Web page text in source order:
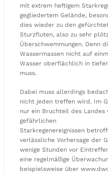
mit extrem heftigem
gegliedertem Gelände,
dies wieder zu den
Sturzfluten, also zu sehr
Überschwemmungen. Denn
Wassermassen nicht auf
Wasser oberflächlich in
muss.
Dabei muss allerdings
nicht jeden treffen wird. Im
nur ein Bruchteil des
gefährlichen
Starkregenereignissen
verlässliche Vorhersage der
wenige Stunden vor
eine regelmäßige
beispielsweise über